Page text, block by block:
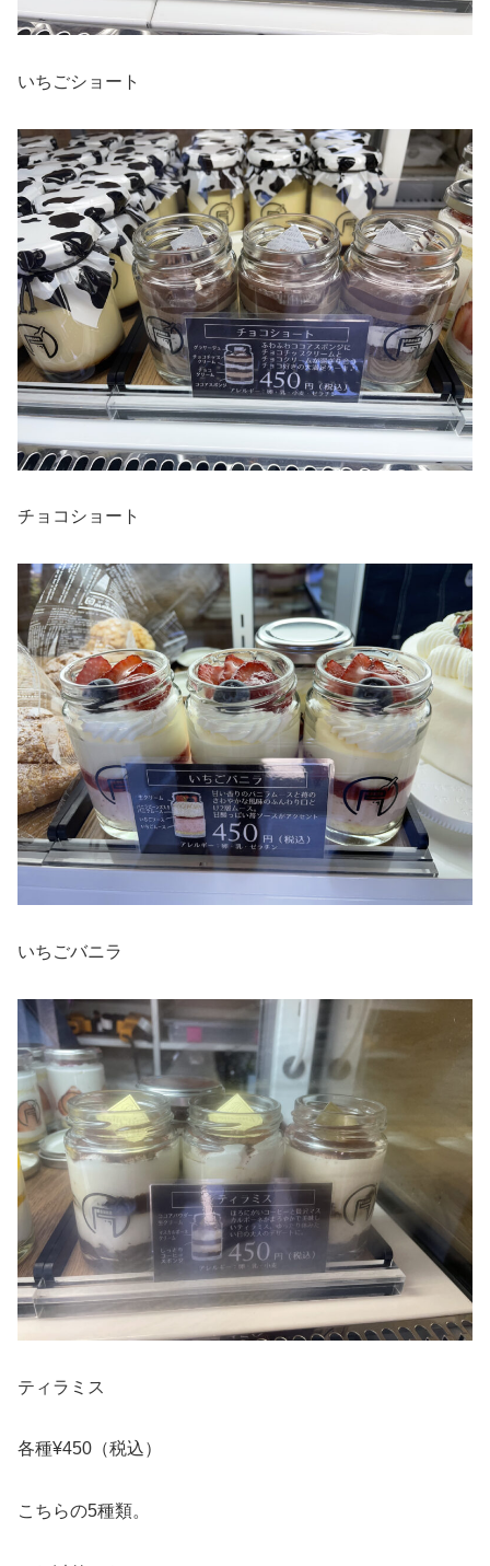
いちごショート
チョコショート
いちごバニラ
ティラミス
各種¥450（税込）
こちらの5種類。